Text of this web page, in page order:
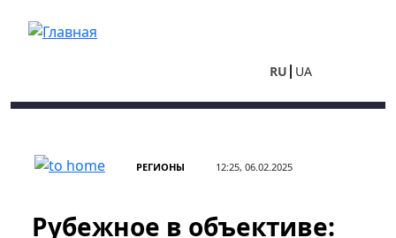
RU UA
РЕГИОНЫ 12:25, 06.02.2025
Рубежное в объективе: